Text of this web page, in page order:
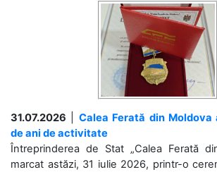
31.07.2026
Calea Ferată din Moldova
de ani de activitate
Întreprinderea de Stat „Calea Ferată
marcat astăzi, 31 iulie 2026, printr-o